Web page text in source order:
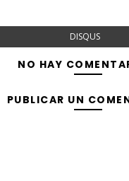
DISQUS
NO HAY
PUBLICAR UN